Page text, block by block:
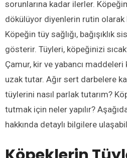
sorunlarına kadar ilerler.
dökülüyor diyenlerin rutin olarak
Köpeğin tüy sağlığı, bağışıklık
gösterir. Tüyleri, köpeğinizi
Çamur, kir ve yabancı
uzak tutar. Ağır sert darbelere
tüylerini nasıl parlak tutarım?
tutmak için neler yapılır?
hakkında detaylı bilgilere